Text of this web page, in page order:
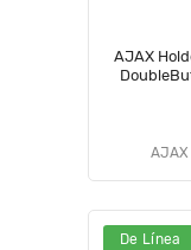
AJAX
De Línea